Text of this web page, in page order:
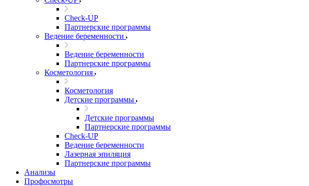
Check-UP
Партнерские программы
Ведение беременности
Ведение беременности
Партнерские программы
Косметология
Косметология
Детские программы
Детские программы
Партнерские программы
Check-UP
Ведение беременности
Лазерная эпиляция
Партнерские программы
Анализы
Профосмотры